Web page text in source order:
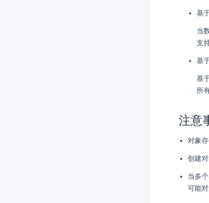
基
当
支
基
基
所
注意
对象
创建
当多
可能对